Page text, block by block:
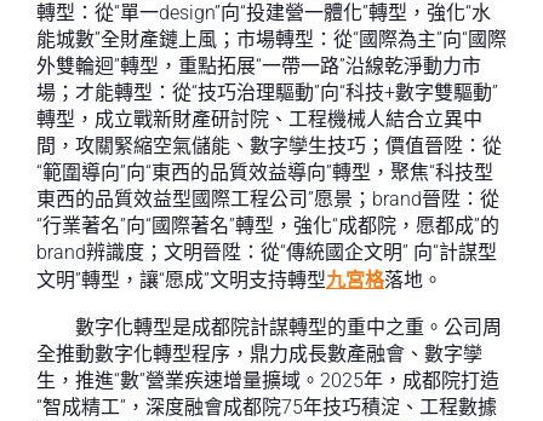
轉型：從“單一design”向“投建營一體化”轉型，強化“水
能城數”全財產鏈上風；市場轉型：從“國際為主”向“國際
外雙輪迴”轉型，重點拓展“一帶一路”沿線乾淨動力市
場；才能轉型：從“技巧治理驅動”向“科技+數字雙驅動”
轉型，成立戰新財產研討院、工程機械人結合立異中
間，攻關緊縮空氣儲能、數字孿生技巧；價值晉陞：從
“範圍導向”向“東西的品質效益導向”轉型，聚焦“科技型
東西的品質效益型國際工程公司”愿景；brand晉陞：從
“行業著名”向“國際著名”轉型，強化“成都院，愿都成”的
brand辨識度；文明晉陞：從“傳統國企文明” 向“計謀型
文明”轉型，讓“愿成”文明支持轉型九宮格落地。
數字化轉型是成都院計謀轉型的重中之重。公司周
全推動數字化轉型程序，鼎力成長數產融會、數字孿
生，推進“數”營業疾速增量擴域。2025年，成都院打造
“智成精工”，深度融會成都院75年技巧積淀、工程數據